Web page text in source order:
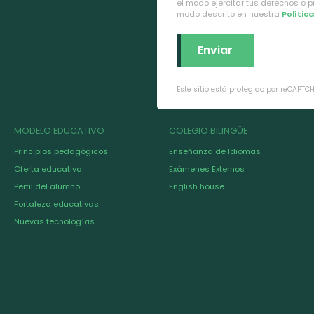
el modo ejercitar tus derechos o
modo descrito en nuestra
Este sitio está protegido por
MODELO EDUCATIVO
Principios pedagógicos
Oferta educativa
Perfil del alumno
Fortaleza educativas
Nuevas tecnologías
COLEGIO BILINGÜE
Enseñanza de Idiomas
Exámenes Externos
English house